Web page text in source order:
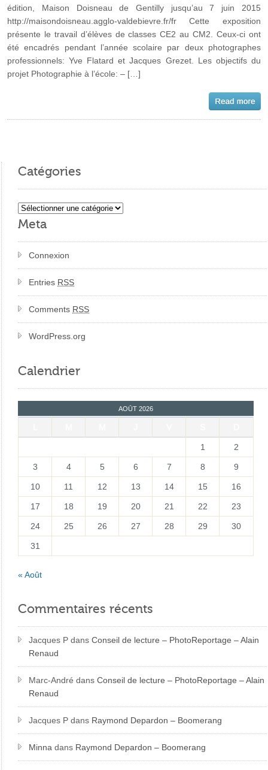
édition, Maison Doisneau de Gentilly jusqu’au 7 juin 2015
http://maisondoisneau.agglo-valdebievre.fr/fr Cette exposition
présente le travail d’élèves de classes CE2 au CM2. Ceux-ci ont
été encadrés pendant l’année scolaire par deux photographes
professionnels: Yve Flatard et Jacques Grezet. Les objectifs du
projet Photographie à l’école: – […]
Catégories
Catégories
Meta
Connexion
Entries RSS
Comments RSS
WordPress.org
Calendrier
AOÛT 2026
1 2
3 4 5 6 7 8 9
10 11 12 13 14 15 16
17 18 19 20 21 22 23
24 25 26 27 28 29 30
31
« Août
Commentaires récents
Jacques P dansConseil de lecture – PhotoReportage – Alain
Renaud
Marc-André dansConseil de lecture – PhotoReportage – Alain
Renaud
Jacques P dans Raymond Depardon – Boomerang
Minna dans Raymond Depardon – Boomerang